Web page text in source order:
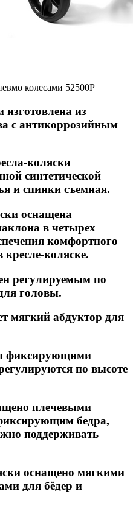
колесами 52500Р
изготовлена из
с антикоррозийным
коляски
синтетической
и спинки съемная.
оснащена
в четырех
комфортного
коляске.
регулируемым по
головы.
мягкий абдуктор для
фиксирующими
по высоте
плечевыми
бедра,
поддерживать
оснащено мягкими
для бёдер и